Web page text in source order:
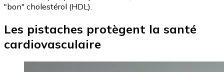
"bon" cholestérol (HDL).
Les pistaches protègent la santé
cardiovasculaire